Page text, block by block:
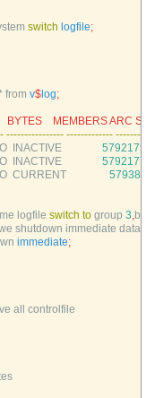
switch logfile;
from v$ log;
BYTES    MEMBERS ARC
- ---------------- ------------- --------
INACTIVE 5792175
INACTIVE 5792177
CURRENT 5793848
logfile switch to group 3,but
shutdown immediate
immediate;
all controlfile